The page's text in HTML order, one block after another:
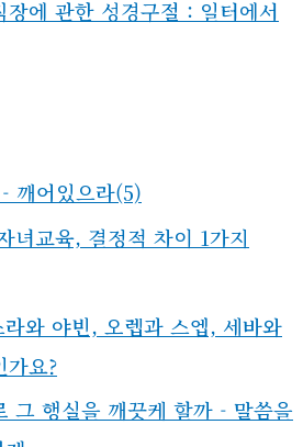
절 바리새파와 사두개파의 누룩
리문답 121문 제4계명은 왜
시작합니까?
에 관한 성경구절 : 일터에서
어있으라(5)
녀교육, 결정적 차이 1가지